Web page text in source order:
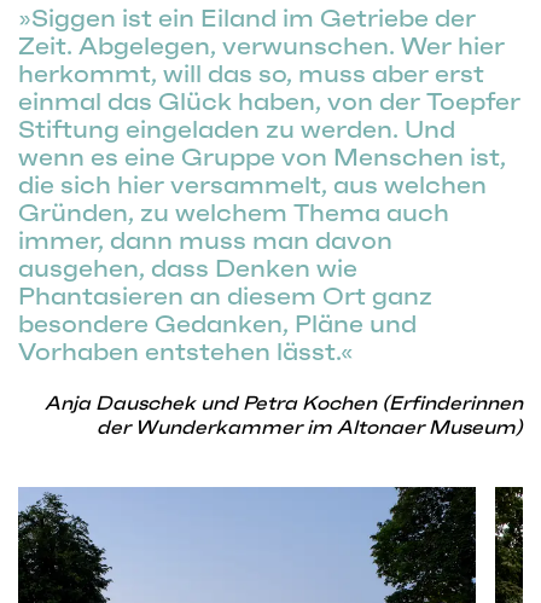
Siggen ist ein Eiland im Getriebe der
Zeit. Abgelegen, verwunschen. Wer hier
herkommt, will das so, muss aber erst
einmal das Glück haben, von der Toepfer
Stiftung eingeladen zu werden. Und
wenn es eine Gruppe von Menschen ist,
die sich hier versammelt, aus welchen
Gründen, zu welchem Thema auch
immer, dann muss man davon
ausgehen, dass Denken wie
Phantasieren an diesem Ort ganz
besondere Gedanken, Pläne und
Vorhaben entstehen lässt.
Anja Dauschek und Petra Kochen (Erfinderinnen
der Wunderkammer im Altonaer Museum)